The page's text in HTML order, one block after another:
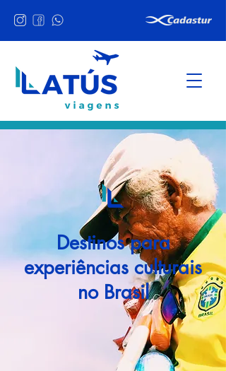
Destinos para
experiências culturais
no Brasil